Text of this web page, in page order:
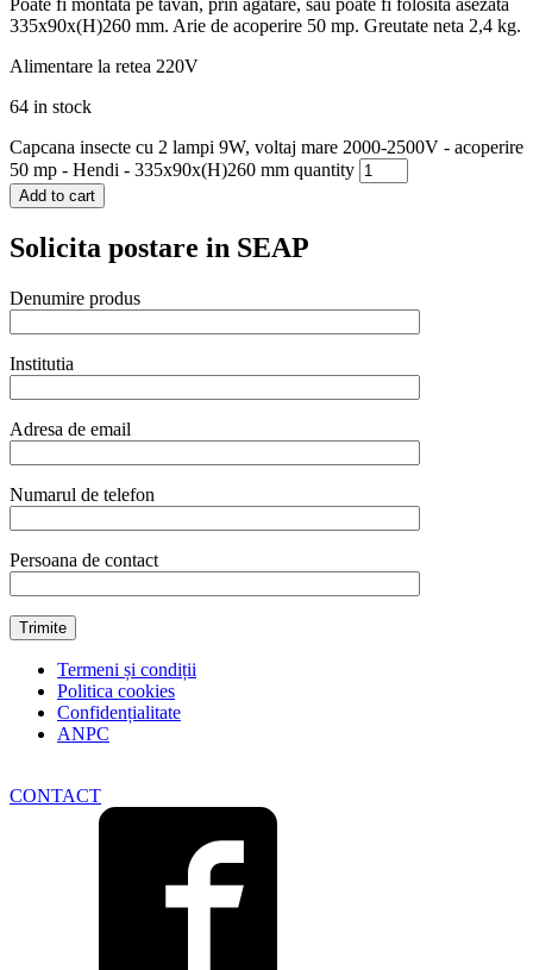
335x90x(H)260 mm. Arie de acoperire 50 mp. Greutate neta 2,4 kg.
Alimentare la retea 220V
64 in stock
Capcana insecte cu 2 lampi 9W, voltaj mare 2000-2500V - acoperire
50 mp - Hendi - 335x90x(H)260 mm quantity
Add to cart
Solicita postare in SEAP
Denumire produs
Institutia
Adresa de email
Numarul de telefon
Persoana de contact
Termeni și condiții
Politica cookies
Confidențialitate
ANPC
CONTACT